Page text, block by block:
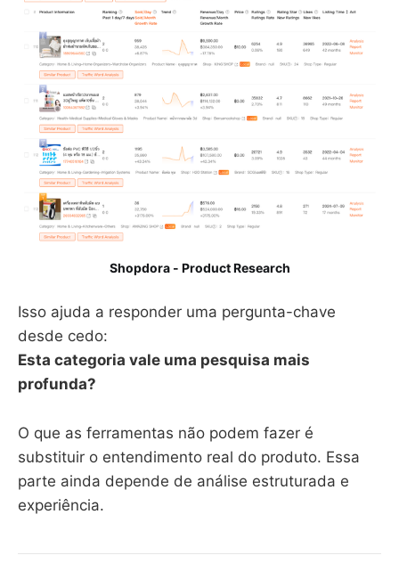
Shopdora - Product Research
Isso ajuda a responder uma pergunta-chave
desde cedo:
Esta categoria vale uma pesquisa mais
profunda?
O que as ferramentas não podem fazer é
substituir o entendimento real do produto. Essa
parte ainda depende de análise estruturada e
experiência.